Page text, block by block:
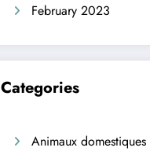
February 2023
Categories
Animaux domestiques